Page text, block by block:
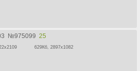
№975099 25
629Кб, 2897x1082